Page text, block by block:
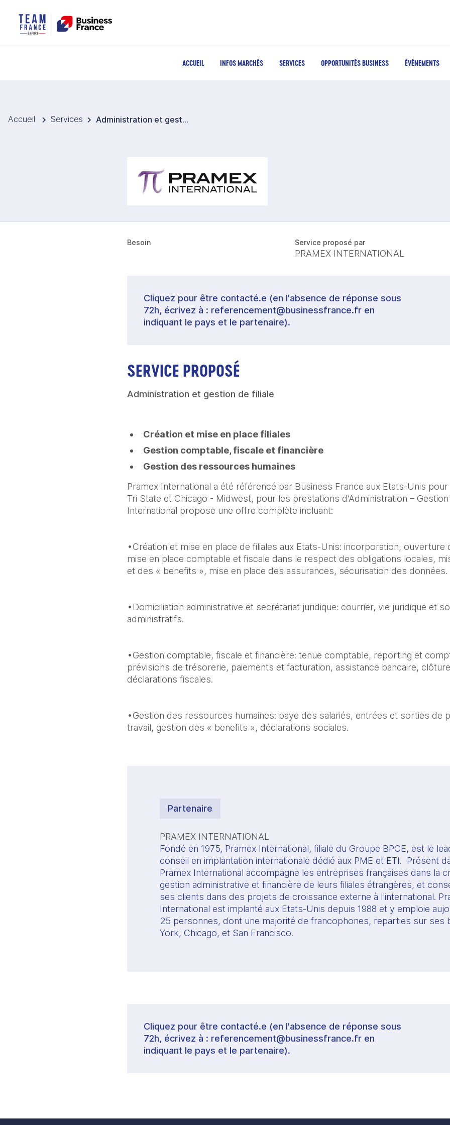
ACCUEIL INFOS MARCHÉS SERVICES OPPORTUNITÉS BUSINESS ÉVÉNEMENTS
Accueil Services Administration et gestion de filiale Etats-Unis - Pramex
Besoin Service proposé par
PRAMEX INTERNATIONAL
Cliquez pour être contacté.e (en l'absence de réponse sous
72h, écrivez à : referencement@businessfrance.fr en
indiquant le pays et le partenaire).
SERVICE PROPOSÉ
Administration et gestion de filiale
Création et mise en place filiales
Gestion comptable, fiscale et financière
Gestion des ressources humaines
Pramex International a été référencé par Business France aux Etats-Unis
Tri State et Chicago - Midwest, pour les prestations d’Administration –
International propose une offre complète incluant:
•Création et mise en place de filiales aux Etats-Unis: incorporation, ouverture
mise en place comptable et fiscale dans le respect des obligations locales,
et des « benefits », mise en place des assurances, sécurisation des données.
•Domiciliation administrative et secrétariat juridique: courrier, vie juridique et
administratifs.
•Gestion comptable, fiscale et financière: tenue comptable, reporting et
prévisions de trésorerie, paiements et facturation, assistance bancaire,
déclarations fiscales.
•Gestion des ressources humaines: paye des salariés, entrées et sorties de
travail, gestion des « benefits », déclarations sociales.
Partenaire
PRAMEX INTERNATIONAL
Fondé en 1975, Pramex International, filiale du Groupe BPCE, est le
conseil en implantation internationale dédié aux PME et ETI.  Présent
Pramex International accompagne les entreprises françaises dans la
gestion administrative et financière de leurs filiales étrangères, et
ses clients dans des projets de croissance externe à l'international.
International est implanté aux Etats-Unis depuis 1988 et y emploie
25 personnes, dont une majorité de francophones, reparties sur ses
York, Chicago, et San Francisco.
Cliquez pour être contacté.e (en l'absence de réponse sous
72h, écrivez à : referencement@businessfrance.fr en
indiquant le pays et le partenaire).